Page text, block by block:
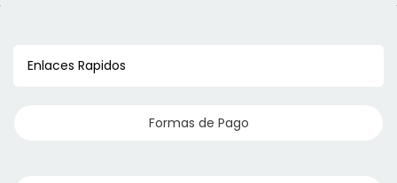
Enlaces Rapidos
Formas de Pago